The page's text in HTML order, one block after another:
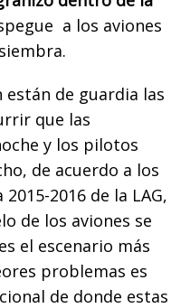
a los aviones
de guardia las
que las
y los pilotos
de acuerdo a los
2016 de la LAG,
de los aviones se
el escenario más
problemas es
de donde estas